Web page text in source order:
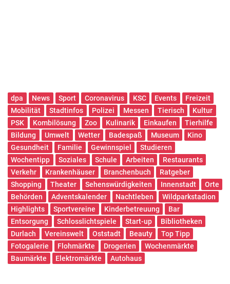
dpa News Sport Coronavirus KSC Events
Freizeit
Mobilität
Stadtinfos Polizei Messen Tierisch
Kultur
PSK
Kombilösung Zoo Kulinarik Einkaufen
Tierhilfe
Bildung
Umwelt Wetter Badespaß Museum
Kino
Gesundheit
Familie Gewinnspiel
Studieren
Wochentipp
Soziales Schule Arbeiten
Restaurants
Verkehr
Krankenhäuser Branchenbuch
Ratgeber
Shopping
Theater Sehenswürdigkeiten Innenstadt
Orte
Behörden
Adventskalender Nachtleben
Wildparkstadion
Highlights
Sportvereine Kinderbetreuung
Bar
Entsorgung
Schlosslichtspiele Start-up
Bibliotheken
Durlach
Vereinswelt Oststadt Beauty
Top Tipp
Fotogalerie
Flohmärkte Drogerien
Wochenmärkte
Baumärkte
Elektromärkte Autohaus